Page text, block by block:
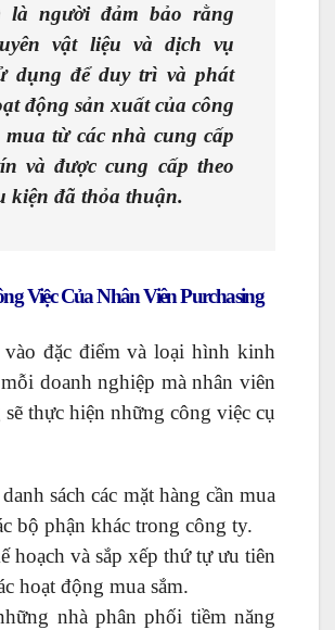
là người đảm bảo rằng
vật liệu và dịch vụ
dụng để duy trì và phát
động sản xuất của công
mua từ các nhà cung cấp
và được cung cấp theo
kiện đã thỏa thuận.
Việc Của Nhân Viên Purchasing
đặc điểm và loại hình kinh
doanh nghiệp mà nhân viên
sẽ thực hiện những công việc cụ
sách các mặt hàng cần mua
bộ phận khác trong công ty.
hoạch và sắp xếp thứ tự ưu tiên
hoạt động mua sắm.
nhà phân phối tiềm năng